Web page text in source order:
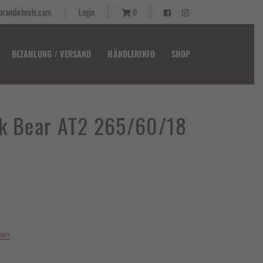
Login 0
BEZAHLUNG / VERSAND HÄNDLERINFO SHOP
Bear AT2 265/60/18